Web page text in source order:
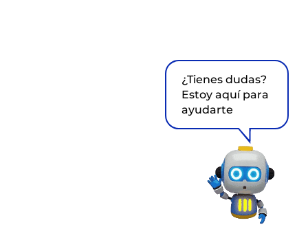
¿Tienes dudas?
Estoy aquí para
ayudarte